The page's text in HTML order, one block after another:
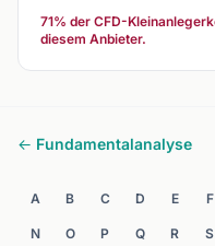
71% der CFD-
diesem Anbieter.
← Fundamentalanalyse
A B C D E F
N O P Q R S